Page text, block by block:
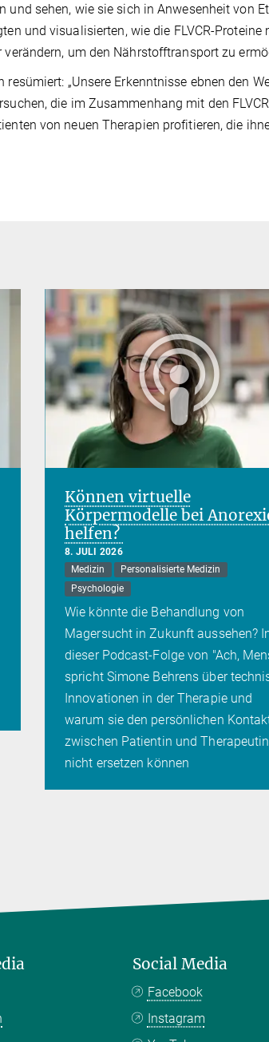
und sehen, wie sie sich in Anwesenheit von
und visualisierten, wie die FLVCR-
verändern, um den Nährstofftransport zu
resümiert: „Unsere Erkenntnisse ebnen den
die im Zusammenhang mit den
von neuen Therapien profitieren, die
Können virtuelle
Körpermodelle bei
helfen?
8. JULI 2026
Medizin
Personalisierte Medizin
Psychologie
Wie könnte die Behandlung von
Magersucht in Zukunft aussehen?
dieser Podcast-Folge von "Ach,
spricht Simone Behrens über
Innovationen in der Therapie und
warum sie den persönlichen
zwischen Patientin und Therapeutin
nicht ersetzen können
Social Media
Facebook
Instagram